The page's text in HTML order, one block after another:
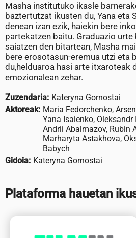
Masha institutuko ikasle
baztertutzat ikusten du, Yana eta
denean izan ezik, haiekin bere
partekatzen baitu. Graduazio
saiatzen den bitartean, Masha
bere erosotasun-eremua utzi eta
du,helduaroa hasi arte itxaroteak
emozionalean zehar.
Zuzendaria: Kateryna Gornostai
Aktoreak: Maria Fedorchenko,
Yana Isaienko, Oleksandr
Andrii Abalmazov, Rubin
Marharyta Astakhova,
Babych
Gidoia: Kateryna Gornostai
Plataforma hauetan